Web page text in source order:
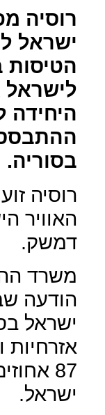
רוסיה
ישראל
הטיסות
לישראל
היחידה
בסוריה.
רוסיה
האוויר
דמשק.
משרד
הודעה
ישראל
אזרחיות
87
ישראל.